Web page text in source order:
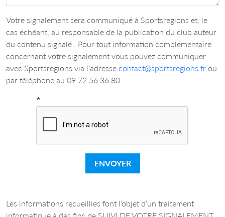
Votre signalement sera communiqué à Sportsregions et, le
cas échéant, au responsable de la publication du club auteur
du contenu signalé . Pour tout information complémentaire
concernant votre signalement vous pouvez communiquer
avec Sportsregions via l’adresse contact@sportsregions.fr ou
par téléphone au 09 72 56 36 80.
*
ENVOYER
Les informations recueillies font l’objet d’un traitement